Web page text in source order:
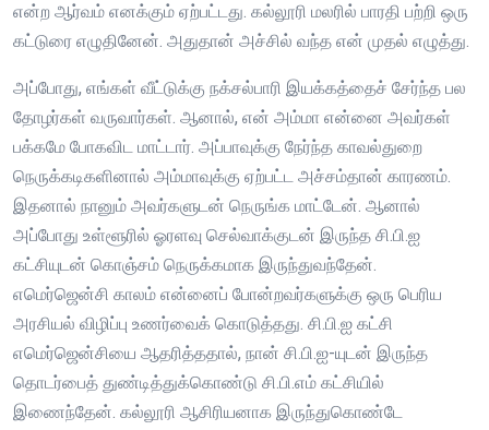
என்ற ஆர்வம் எனக்கும் ஏற்பட்டது. கல்லூரி மலரில் பாரதி பற்றி ஒரு
கட்டுரை எழுதினேன். அதுதான் அச்சில் வந்த என் முதல் எழுத்து.
அப்போது, எங்கள் வீட்டுக்கு நக்சல்பாரி இயக்கத்தைச் சேர்ந்த பல
தோழர்கள் வருவார்கள். ஆனால், என் அம்மா என்னை அவர்கள்
பக்கமே போகவிட மாட்டார். அப்பாவுக்கு நேர்ந்த காவல்துறை
நெருக்கடிகளினால் அம்மாவுக்கு ஏற்பட்ட அச்சம்தான் காரணம்.
இதனால் நானும் அவர்களுடன் நெருங்க மாட்டேன். ஆனால்
அப்போது உள்ளூரில் ஓரளவு செல்வாக்குடன் இருந்த சி.பி.ஐ
கட்சியுடன் கொஞ்சம் நெருக்கமாக இருந்துவந்தேன்.
எமெர்ஜென்சி காலம் என்னைப் போன்றவர்களுக்கு ஒரு பெரிய
அரசியல் விழிப்பு உணர்வைக் கொடுத்தது. சி.பி.ஐ கட்சி
எமெர்ஜென்சியை ஆதரித்ததால், நான் சி.பி.ஐ-யுடன் இருந்த
தொடர்பைத் துண்டித்துக்கொண்டு சி.பி.எம் கட்சியில்
இணைந்தேன். கல்லூரி ஆசிரியனாக இருந்துகொண்டே